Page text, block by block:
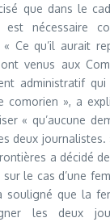
que dans le
est nécessaire
Ce qu’il aurait
venus aux
administratif
comorien », a
« qu’aucune
deux journalistes.
a décidé
le cas d’une
souligné que la
les deux